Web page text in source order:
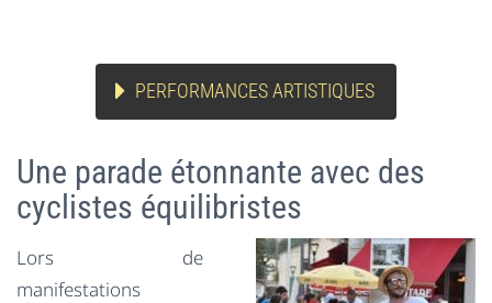
PERFORMANCES ARTISTIQUES
Une parade étonnante avec des
cyclistes équilibristes
Lors de
manifestations